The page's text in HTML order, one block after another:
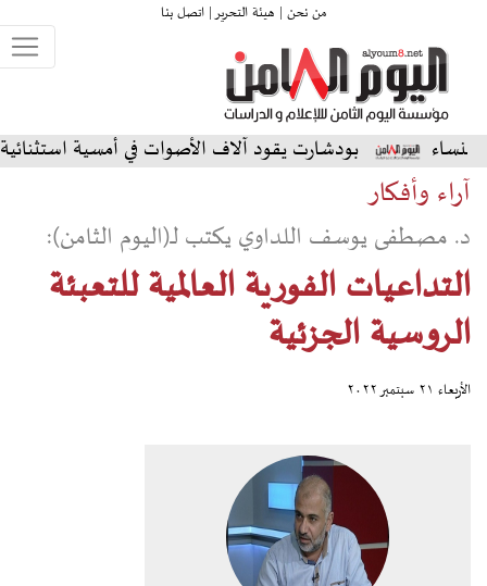
من نحن | هيئة التحرير |اتصل بنا
بودشارت يقود آلاف الأصوات في أمسية استثنائية على المسرح
آراء وأفكار
د. مصطفى يوسف اللداوي يكتب لـ(اليوم الثامن):
التداعيات الفورية العالمية للتعبئة
الروسية الجزئية
الأربعاء ٢١ سبتمبر ٢٠٢٢